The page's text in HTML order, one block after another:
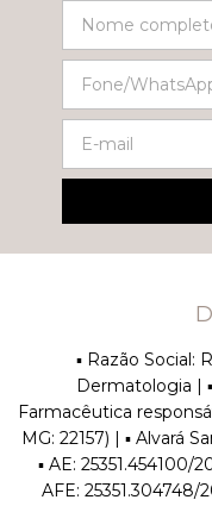
▪︎ Razão Social:
Dermatologia |
Farmacêutica
MG: 22157) | ▪︎ Alvará
▪︎ AE: 25351.454100/
AFE: 25351.304748/